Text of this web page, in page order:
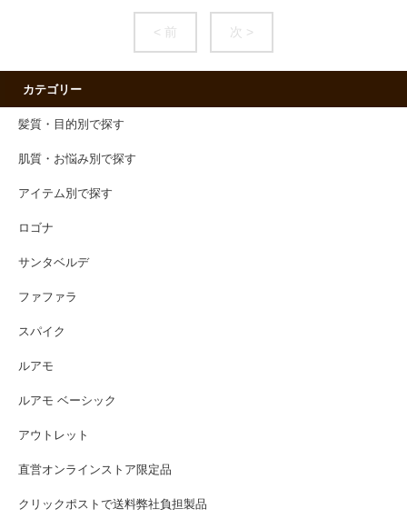
< 前 次 >
カテゴリー
髪質・目的別で探す
肌質・お悩み別で探す
アイテム別で探す
ロゴナ
サンタベルデ
ファファラ
スパイク
ルアモ
ルアモ ベーシック
アウトレット
直営オンラインストア限定品
クリックポストで送料弊社負担製品